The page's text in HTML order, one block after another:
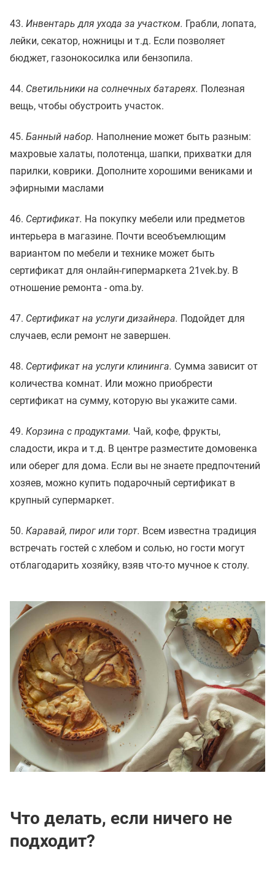
43. Инвентарь для ухода за участком. Грабли, лопата,
лейки, секатор, ножницы и т.д. Если позволяет
бюджет, газонокосилка или бензопила.
44. Светильники на солнечных батареях. Полезная
вещь, чтобы обустроить участок.
45. Банный набор. Наполнение может быть разным:
махровые халаты, полотенца, шапки, прихватки для
парилки, коврики. Дополните хорошими вениками и
эфирными маслами
46. Сертификат. На покупку мебели или предметов
интерьера в магазине. Почти всеобъемлющим
вариантом по мебели и технике может быть
сертификат для онлайн-гипермаркета 21vek.by. В
отношение ремонта - oma.by.
47. Сертификат на услуги дизайнера. Подойдет для
случаев, если ремонт не завершен.
48. Сертификат на услуги клининга. Сумма зависит от
количества комнат. Или можно приобрести
сертификат на сумму, которую вы укажите сами.
49. Корзина с продуктами. Чай, кофе, фрукты,
сладости, икра и т.д. В центре разместите домовенка
или оберег для дома. Если вы не знаете предпочтений
хозяев, можно купить подарочный сертификат в
крупный супермаркет.
50. Каравай, пирог или торт. Всем известна традиция
встречать гостей с хлебом и солью, но гости могут
отблагодарить хозяйку, взяв что-то мучное к столу.
Что делать, если ничего не
подходит?